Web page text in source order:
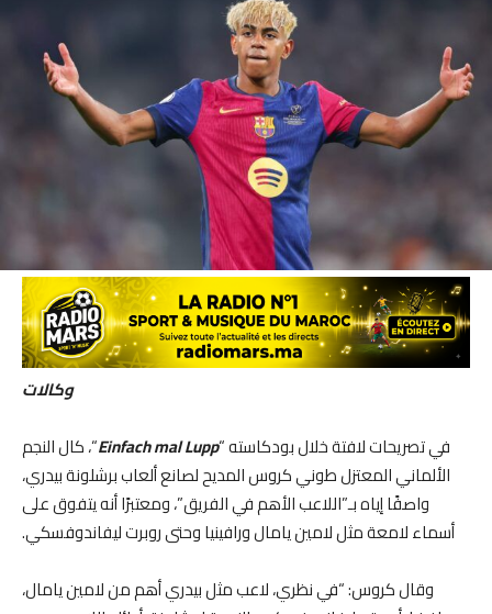
وكالات
في تصريحات لافتة خلال بودكاسته “
EinfachmalLupp
“، كال النجم
الألماني المعتزل طوني كروس المديح لصانع ألعاب برشلونة بيدري،
واصفًا إياه بـ”اللاعب الأهم في الفريق”، ومعتبرًا أنه يتفوق على
أسماء لامعة مثل لامين يامال ورافينيا وحتى روبرت ليفاندوفسكي.
وقال كروس: “في نظري، لاعب مثل بيدري أهم من لامين يامال،